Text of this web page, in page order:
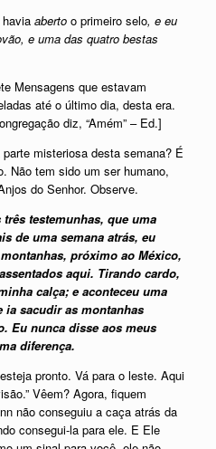
aberto o primeiro selo, e eu
e uma das quatro bestas
Mensagens que estavam
até o último dia, desta era.
diz, “Amém” – Ed.]
misteriosa desta semana? É
Não tem sido um ser humano,
do Senhor. Observe.
testemunhas, que uma
de uma semana atrás, eu
próximo ao México,
aqui. Tirando cardo,
calça; e aconteceu uma
ia sacudir as montanhas
Eu nunca disse aos meus
diferença.
pronto. Vá para o leste. Aqui
Vêem? Agora, fiquem
não conseguiu a caça atrás da
consegui-la para ele. E Ele